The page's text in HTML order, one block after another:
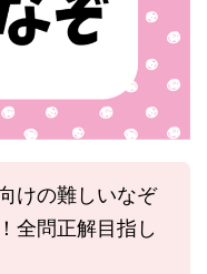
けの難しいなぞ
全問正解目指し